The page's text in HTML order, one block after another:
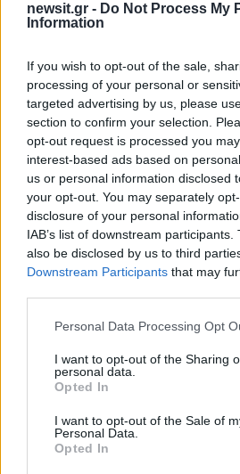
newsit.gr - Do Not Process My
Information
If you wish to opt-out of the sale,
processing of your personal or
targeted advertising by us, please
section to confirm your selection.
opt-out request is processed you
interest-based ads based on
us or personal information disclosed
your opt-out. You may separately
disclosure of your personal
IAB’s list of downstream
also be disclosed by us to third
Downstream Participants that may
Please note that this website/app
not limited to your visit or usage
grant or deny consent to Google and
use your data for below specified
consent section.
Personal Data Processing Opt
I want to opt-out of the Sharing
personal data.
Opted In
I want to opt-out of the Sale of
Personal Data.
Opted In
Υποβολή
Όροι Χρήσης. Το site προστατεύεται από
Lifestyle
Share:
Ακολουθήστε το Νewsit.gr στο
ενημερωθείτε πρώτοι για όλη την
τελευταία νέα